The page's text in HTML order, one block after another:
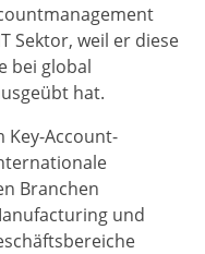
Sektor, weil er diese
bei global
hat.
Key-Account-
Branchen
und